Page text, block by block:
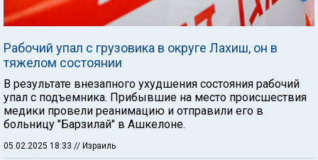
Рабочий упал с грузовика в округе Лахиш, он в
тяжелом состоянии
В результате внезапного ухудшения состояния рабочий
упал с подъемника. Прибывшие на место происшествия
медики провели реанимацию и отправили его в
больницу "Барзилай" в Ашкелоне.
05.02.2025 18:33 // Израиль